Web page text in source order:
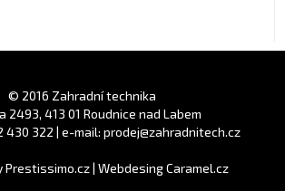
© 2016 Zahradní technika
2493, 413 01 Roudnice nad Labem
430 322 | e-mail: prodej@zahradnitech.cz
Prestissimo.cz| Webdesing Caramel.cz